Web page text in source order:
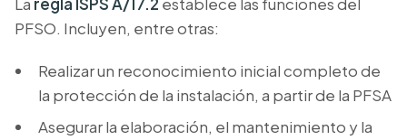
PFSO. Incluyen, entre otras:
Realizar un reconocimiento inicial completo de
la protección de la instalación, a partir de la PFSA
Asegurar la elaboración, el mantenimiento y la